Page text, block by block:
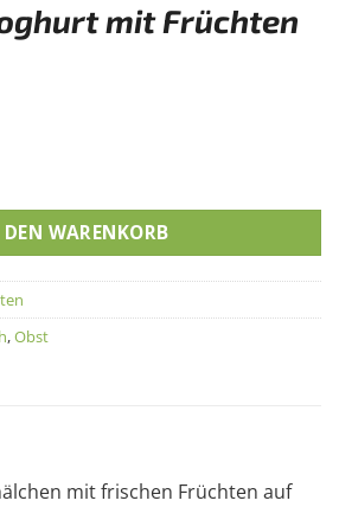
mit Früchten
Früchten Menge
WARENKORB
,Obst
mit frischen Früchten auf